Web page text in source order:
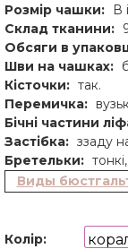
Розмір чашки:
В
Склад тканини:
Обсяги в
Шви на чашках:
Кісточки: так.
Перемичка:
Бічні частини
Застібка: ззаду
Бретельки:
Виды
Колір: